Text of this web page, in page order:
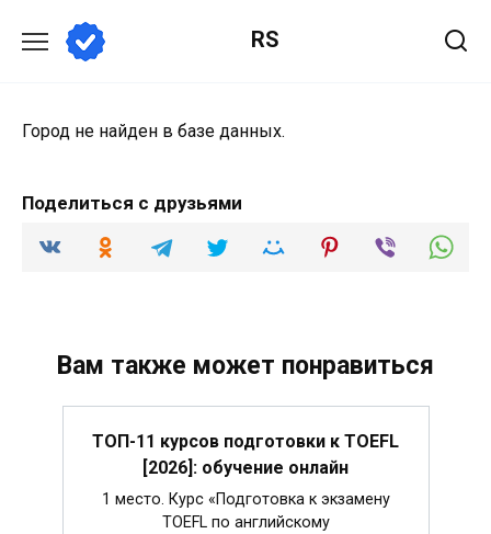
содержанию
RS
Город не найден в базе данных.
Поделиться с друзьями
Вам также может понравиться
ТОП-11 курсов подготовки к TOEFL
[2026]: обучение онлайн
1 место. Курс «Подготовка к экзамену
TOEFL по английскому